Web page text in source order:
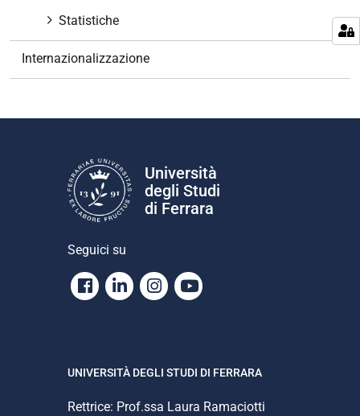
n
Statistiche
Internazionalizzazione
Università
degli Studi
di Ferrara
Seguici su
Facebook
LinkedinInstagram
Youtube
UNIVERSITÀ DEGLI STUDI DI FERRARA
Rettrice: Prof.ssa Laura Ramaciotti